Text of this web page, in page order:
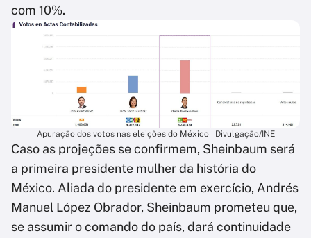
com 10%.
Apuração dos votos nas eleições do México | Divulgação/INE
Caso as projeções se confirmem, Sheinbaum será
a primeira presidente mulher da história do
México. Aliada do presidente em exercício, Andrés
Manuel López Obrador, Sheinbaum prometeu que,
se assumir o comando do país, dará continuidade